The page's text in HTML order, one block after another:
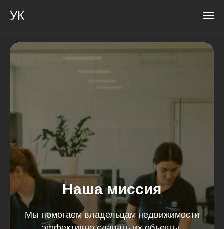
УК
Наша миссия
Мы помогаем владельцам недвижимости